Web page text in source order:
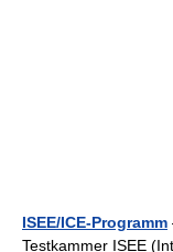
ISEE/ICE-Programm
Testkammer ISEE